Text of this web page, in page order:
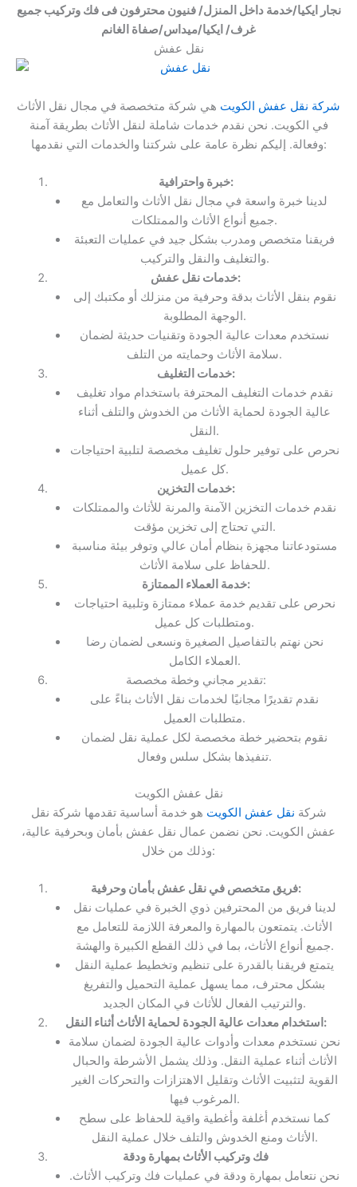
نجار ايكيا/خدمة داخل المنزل/ فنيون محترفون فى فك وتركيب جميع
غرف/ ايكيا/ميداس/صفاة الغانم
نقل عفش
شركة نقل عفش الكويت هي شركة متخصصة في مجال نقل الأثاث
في الكويت. نحن نقدم خدمات شاملة لنقل الأثاث بطريقة آمنة
وفعالة. إليكم نظرة عامة على شركتنا والخدمات التي نقدمها:
خبرة واحترافية:
لدينا خبرة واسعة في مجال نقل الأثاث والتعامل مع
جميع أنواع الأثاث والممتلكات.
فريقنا متخصص ومدرب بشكل جيد في عمليات التعبئة
والتغليف والنقل والتركيب.
خدمات نقل عفش:
نقوم بنقل الأثاث بدقة وحرفية من منزلك أو مكتبك إلى
الوجهة المطلوبة.
نستخدم معدات عالية الجودة وتقنيات حديثة لضمان
سلامة الأثاث وحمايته من التلف.
خدمات التغليف:
نقدم خدمات التغليف المحترفة باستخدام مواد تغليف
عالية الجودة لحماية الأثاث من الخدوش والتلف أثناء
النقل.
نحرص على توفير حلول تغليف مخصصة لتلبية احتياجات
كل عميل.
خدمات التخزين:
نقدم خدمات التخزين الآمنة والمرنة للأثاث والممتلكات
التي تحتاج إلى تخزين مؤقت.
مستودعاتنا مجهزة بنظام أمان عالي وتوفر بيئة مناسبة
للحفاظ على سلامة الأثاث.
خدمة العملاء الممتازة:
نحرص على تقديم خدمة عملاء ممتازة وتلبية احتياجات
ومتطلبات كل عميل.
نحن نهتم بالتفاصيل الصغيرة ونسعى لضمان رضا
العملاء الكامل.
تقدير مجاني وخطة مخصصة:
نقدم تقديرًا مجانيًا لخدمات نقل الأثاث بناءً على
متطلبات العميل.
نقوم بتحضير خطة مخصصة لكل عملية نقل لضمان
تنفيذها بشكل سلس وفعال.
نقل عفش الكويت
شركة نقل عفش الكويت هو خدمة أساسية تقدمها شركة نقل
عفش الكويت. نحن نضمن عمال نقل عفش بأمان وبحرفية عالية،
وذلك من خلال:
فريق متخصص في نقل عفش بأمان وحرفية:
لدينا فريق من المحترفين ذوي الخبرة في عمليات نقل
الأثاث. يتمتعون بالمهارة والمعرفة اللازمة للتعامل مع
جميع أنواع الأثاث، بما في ذلك القطع الكبيرة والهشة.
يتمتع فريقنا بالقدرة على تنظيم وتخطيط عملية النقل
بشكل محترف، مما يسهل عملية التحميل والتفريغ
والترتيب الفعال للأثاث في المكان الجديد.
استخدام معدات عالية الجودة لحماية الأثاث أثناء النقل:
نحن نستخدم معدات وأدوات عالية الجودة لضمان سلامة
الأثاث أثناء عملية النقل. وذلك يشمل الأشرطة والحبال
القوية لتثبيت الأثاث وتقليل الاهتزازات والتحركات الغير
المرغوب فيها.
كما نستخدم أغلفة وأغطية واقية للحفاظ على سطح
الأثاث ومنع الخدوش والتلف خلال عملية النقل.
فك وتركيب الأثاث بمهارة ودقة
نحن نتعامل بمهارة ودقة في عمليات فك وتركيب الأثاث.